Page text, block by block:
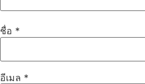
ชื่อ *
อีเมล *